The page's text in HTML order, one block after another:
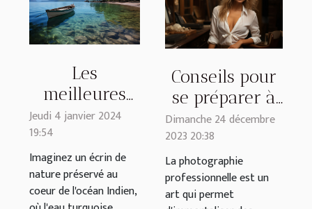
Les
meilleures
activités à
faire lors
d'une sortie
en bateau à
Mayotte
Jeudi 4 janvier 2024
19:54
Imaginez un écrin de
nature préservé au
coeur de l'océan Indien,
Conseils pour
se préparer à
une séance
photo
professionnelle
Dimanche 24 décembre
2023 20:38
La photographie
professionnelle est un
art qui permet